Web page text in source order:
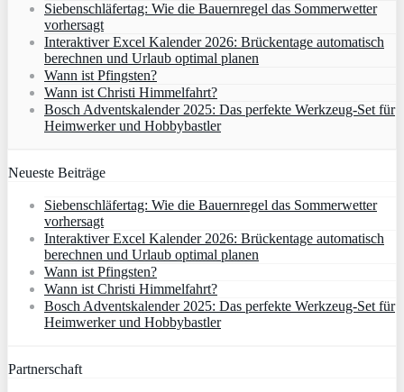
Siebenschläfertag: Wie die Bauernregel das Sommerwetter
vorhersagt
Interaktiver Excel Kalender 2026: Brückentage automatisch
berechnen und Urlaub optimal planen
Wann ist Pfingsten?
Wann ist Christi Himmelfahrt?
Bosch Adventskalender 2025: Das perfekte Werkzeug-Set für
Heimwerker und Hobbybastler
Neueste Beiträge
Siebenschläfertag: Wie die Bauernregel das Sommerwetter
vorhersagt
Interaktiver Excel Kalender 2026: Brückentage automatisch
berechnen und Urlaub optimal planen
Wann ist Pfingsten?
Wann ist Christi Himmelfahrt?
Bosch Adventskalender 2025: Das perfekte Werkzeug-Set für
Heimwerker und Hobbybastler
Partnerschaft